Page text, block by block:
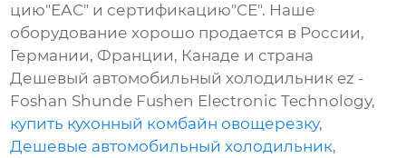
цию"ЕАС" и сертификацию"СЕ". Наше
оборудование хорошо продается в России,
Германии, Франции, Канаде и страна
Дешевый автомобильный холодильник ez -
Foshan Shunde Fushen Electronic Technology,
купить кухонный комбайн овощерезку,
Дешевые автомобильный холодильник,